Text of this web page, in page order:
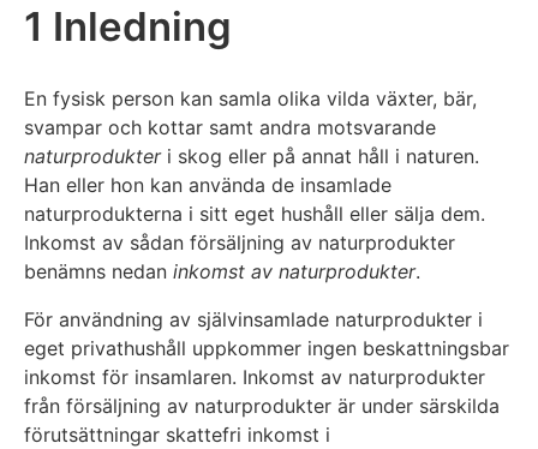
1 Inledning
En fysisk person kan samla olika vilda växter, bär,
svampar och kottar samt andra motsvarande
naturprodukteri skog eller på annat håll i naturen.
Han eller hon kan använda de insamlade
naturprodukterna i sitt eget hushåll eller sälja dem.
Inkomst av sådan försäljning av naturprodukter
benämns nedan inkomst av naturprodukter.
För användning av självinsamlade naturprodukter i
eget privathushåll uppkommer ingen beskattningsbar
inkomst för insamlaren. Inkomst av naturprodukter
från försäljning av naturprodukter är under särskilda
förutsättningar skattefri inkomst i